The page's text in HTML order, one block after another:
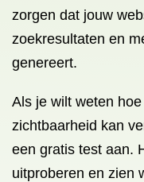
zorgen dat jouw
zoekresultaten en
genereert.
Als je wilt weten
zichtbaarheid kan
een gratis test aan.
uitproberen en zien